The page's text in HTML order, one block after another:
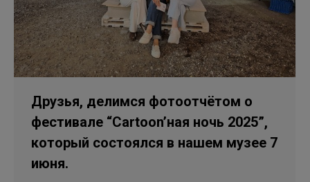
Друзья, делимся фотоотчётом о
фестивале “Cartoon’ная ночь 2025”,
который состоялся в нашем музее 7
июня.